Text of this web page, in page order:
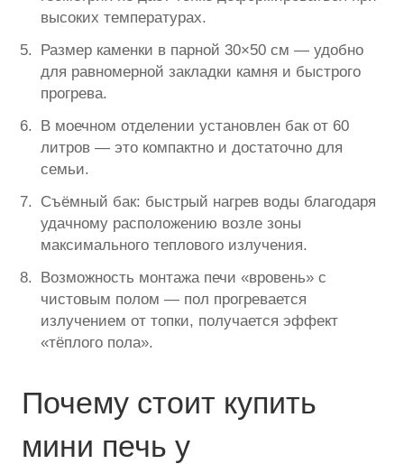
высоких температурах.
Размер каменки в парной 30×50 см — удобно
для равномерной закладки камня и быстрого
прогрева.
В моечном отделении установлен бак от 60
литров — это компактно и достаточно для
семьи.
Съёмный бак: быстрый нагрев воды благодаря
удачному расположению возле зоны
максимального теплового излучения.
Возможность монтажа печи «вровень» с
чистовым полом — пол прогревается
излучением от топки, получается эффект
«тёплого пола».
Почему стоит купить
мини печь у